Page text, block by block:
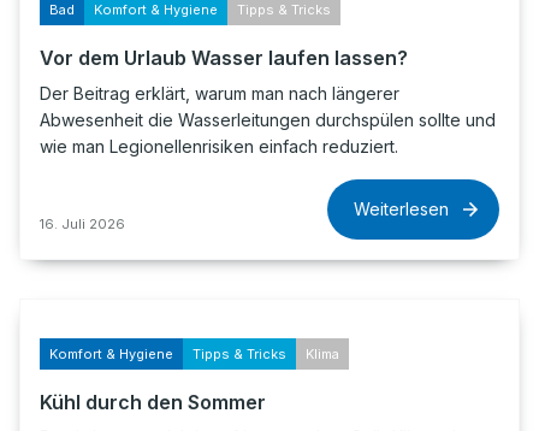
Bad Komfort & Hygiene Tipps & Tricks
Vor dem Urlaub Wasser laufen lassen?
Der Beitrag erklärt, warum man nach längerer
Abwesenheit die Wasserleitungen durchspülen sollte und
wie man Legionellenrisiken einfach reduziert.
16. Juli 2026
Weiterlesen
Komfort & Hygiene Tipps & Tricks Klima
Kühl durch den Sommer